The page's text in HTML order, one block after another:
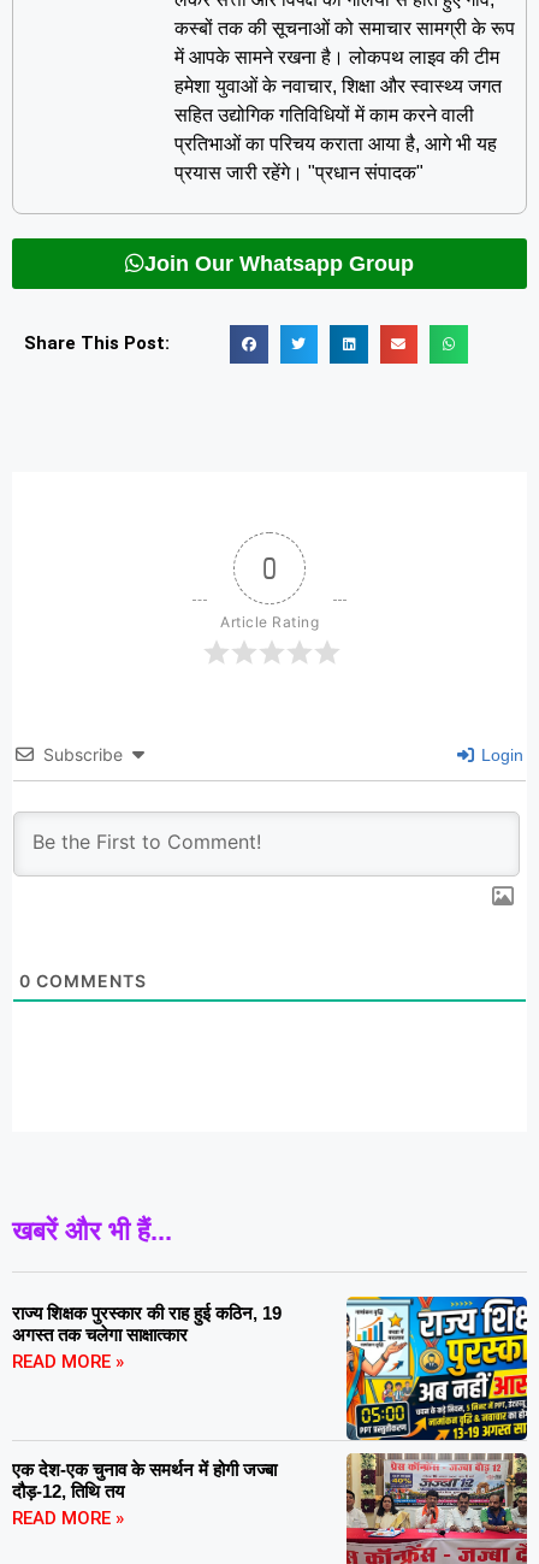
कस्बों तक की सूचनाओं को समाचार सामग्री के रूप
में आपके सामने रखना है। लोकपथ लाइव की टीम
हमेशा युवाओं के नवाचार, शिक्षा और स्वास्थ्य जगत
सहित उद्योगिक गतिविधियों में काम करने वाली
प्रतिभाओं का परिचय कराता आया है, आगे भी यह
प्रयास जारी रहेंगे। "प्रधान संपादक"
Join Our Whatsapp Group
Share This Post:
0
Article Rating
Subscribe Login
0 COMMENTS
खबरें और भी हैं...
राज्य शिक्षक पुरस्कार की राह हुई कठिन, 19
अगस्त तक चलेगा साक्षात्कार
READ MORE »
एक देश-एक चुनाव के समर्थन में होगी जज्बा
दौड़-12, तिथि तय
READ MORE »